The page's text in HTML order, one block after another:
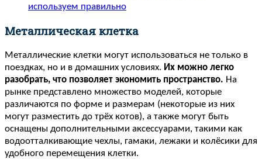
используем правильно
Металлическая клетка
Металлические клетки могут использоваться не только в
поездках, но и в домашних условиях. Их можно легко
разобрать, что позволяет экономить пространство. На
рынке представлено множество моделей, которые
различаются по форме и размерам (некоторые из них
могут разместить до трёх котов), а также могут быть
оснащены дополнительными аксессуарами, такими как
водоотталкивающие чехлы, гамаки, лежаки и колёсики для
удобного перемещения клетки.